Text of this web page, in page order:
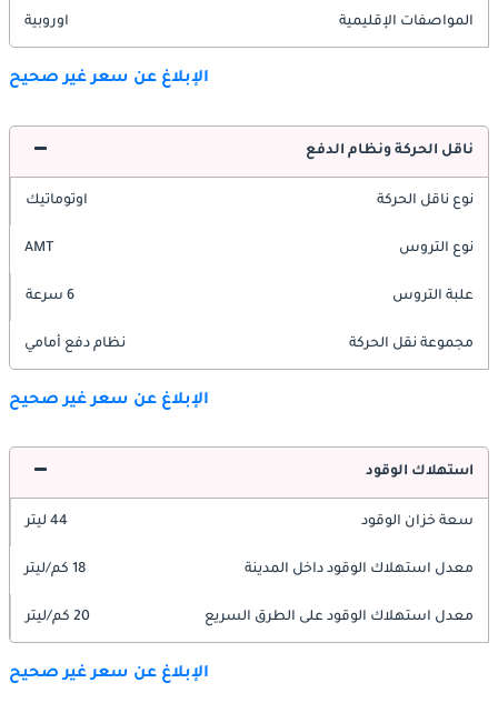
المواصفات الإقليمية اوروبية
الإبلاغ عن سعر غير صحيح
ناقل الحركة ونظام الدفع
نوع ناقل الحركة اوتوماتيك
نوع التروس AMT
علبة التروس 6 سرعة
مجموعة نقل الحركة نظام دفع أمامي
الإبلاغ عن سعر غير صحيح
استهلاك الوقود
سعة خزان الوقود 44 ليتر
معدل استهلاك الوقود داخل المدينة 18 كم/ليتر
معدل استهلاك الوقود على الطرق السريع 20 كم/ليتر
الإبلاغ عن سعر غير صحيح